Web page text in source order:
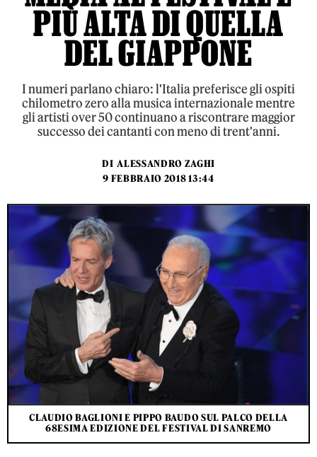
PIÙ ALTA DI QUELLA
DEL GIAPPONE
I numeri parlano chiaro: l'Italia preferisce gli ospiti
chilometro zero alla musica internazionale mentre
gli artisti over 50 continuano a riscontrare maggior
successo dei cantanti con meno di trent'anni.
DI ALESSANDRO ZAGHI
9 FEBBRAIO 2018 13:44
CLAUDIO BAGLIONI E PIPPO BAUDO SUL PALCO DELLA
68ESIMA EDIZIONE DEL FESTIVAL DI SANREMO